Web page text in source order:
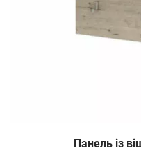
Панель із